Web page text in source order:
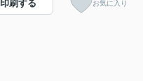
印刷する お気に入り